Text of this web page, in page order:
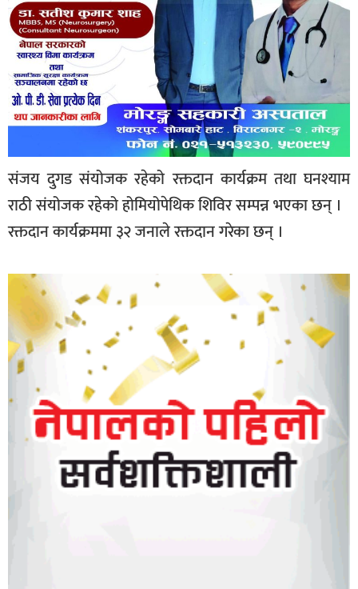
संजय दुगड संयोजक रहेको रक्तदान कार्यक्रम तथा घनश्याम
राठी संयोजक रहेको होमियोपेथिक शिविर सम्पन्न भएका छन् ।
रक्तदान कार्यक्रममा ३२ जनाले रक्तदान गरेका छन् ।